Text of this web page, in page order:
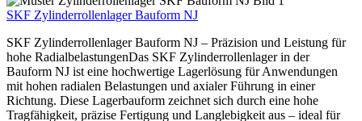
SKF Zylinderrollenlager Bauform NJ
SKF Zylinderrollenlager Bauform NJ – Präzision und Leistung für
hohe RadialbelastungenDas SKF Zylinderrollenlager in der
Bauform NJ ist eine hochwertige Lagerlösung für Anwendungen
mit hohen radialen Belastungen und axialer Führung in einer
Richtung. Diese Lagerbauform zeichnet sich durch eine hohe
Tragfähigkeit, präzise Fertigung und Langlebigkeit aus – ideal für